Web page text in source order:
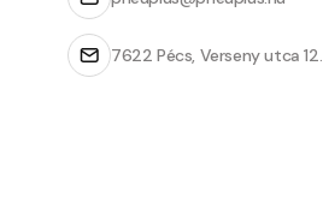
7622 Pécs, Verseny utca 12.